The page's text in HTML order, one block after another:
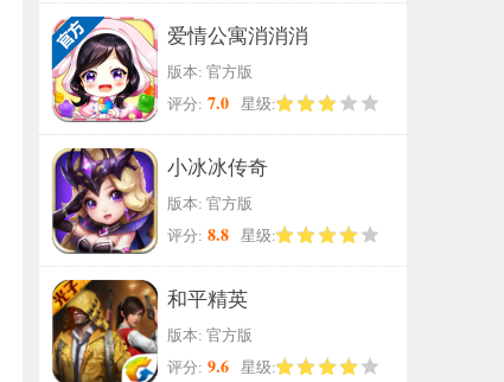
爱情公寓消消消
版本: 官方版
评分: 7.0 星级:
小冰冰传奇
版本: 官方版
评分: 8.8 星级:
和平精英
版本: 官方版
评分: 9.6 星级: